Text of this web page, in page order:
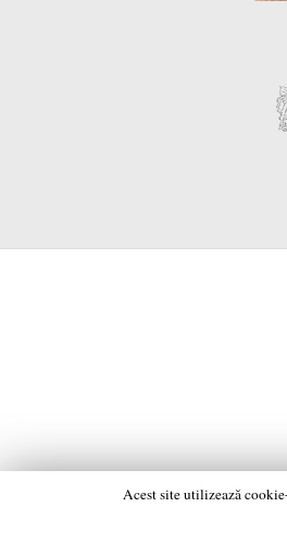
Acest site utilizează